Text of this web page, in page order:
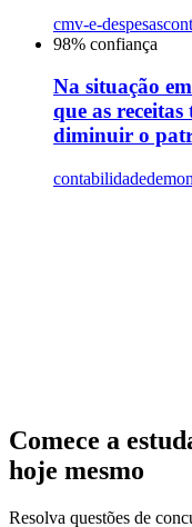
cmv-e-despesas
98% confiança
Na situação
que as
diminuir o
contabilidade
Comece a
hoje mesmo
Resolva questões de